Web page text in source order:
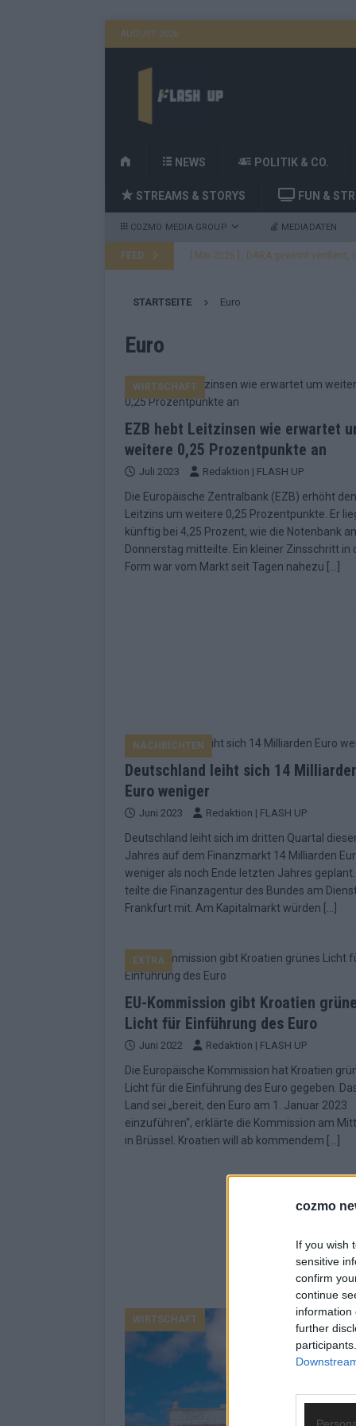
cozmo
If you wish
sensitive
confirm
continue
information
further
AUGUST 2026
H
M
E
NEWS POLITIK & CO.
STREAMS & STORYS FUN &
COZMO MEDIA GROUP MEDIADATEN
FEED [ Mai 2026 ] DARA gewinnt den
[ Mai 2026 ] ESC-Finale morgen:
[ Mai 2026 ] „Douze Points“ – wie
EUROVISION
[ Mai 2026 ] Das ESC-Finale ist
[ Mai 2026 ] JJ hat den Abend
KOMMENTAR
ESC-Halbfinale 2: Das
STARTSEITE Euro
Euro
WIRTSCHAFT
EZB hebt Leitzinsen wie erwartet
weitere 0,25 Prozentpunkte an
Juli 2023 Redaktion | FLASH UP
Die Europäische Zentralbank (EZB) erhöht den
Leitzins um weitere 0,25 Prozentpunkte. Er
künftig bei 4,25 Prozent, wie die Notenbank
Donnerstag mitteilte. Ein kleiner Zinsschritt in
Form war vom Markt seit Tagen nahezu
NACHRICHTEN
Deutschland leiht sich 14
Euro weniger
Juni 2023 Redaktion | FLASH UP
Deutschland leiht sich im dritten Quartal
Jahres auf dem Finanzmarkt 14 Milliarden
weniger als noch Ende letzten Jahres geplant.
teilte die Finanzagentur des Bundes am
Frankfurt mit. Am Kapitalmarkt würden
EXTRA
EU-Kommission gibt Kroatien
Licht für Einführung des Euro
Juni 2022 Redaktion | FLASH UP
Die Europäische Kommission hat Kroatien
Licht für die Einführung des Euro gegeben.
Land sei „bereit, den Euro am 1. Januar 2023
einzuführen“, erklärte die Kommission am
in Brüssel. Kroatien will ab kommendem
WIRTSCHAFT